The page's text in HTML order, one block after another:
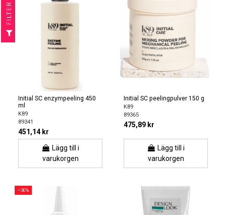
Initial SC enzympeeling 450
ml
K89
89341
451,14 kr
Lägg till i
varukorgen
Initial SC peelingpulver 150 g
K89
89365
475,89 kr
Lägg till i
varukorgen
−30%
R